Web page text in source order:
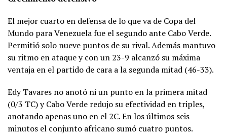
El mejor cuarto en defensa de lo que va de Copa del
Mundo para Venezuela fue el segundo ante Cabo Verde.
Permitió solo nueve puntos de su rival. Además mantuvo
su ritmo en ataque y con un 23-9 alcanzó su máxima
ventaja en el partido de cara a la segunda mitad (46-33).
Edy Tavares no anotó ni un punto en la primera mitad
(0/3 TC) y Cabo Verde redujo su efectividad en triples,
anotando apenas uno en el 2C. En los últimos seis
minutos el conjunto africano sumó cuatro puntos.